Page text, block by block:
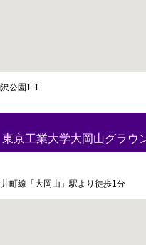
公園1-1
東京工業大学大岡山グラウ
町線「大岡山」駅より徒歩1分